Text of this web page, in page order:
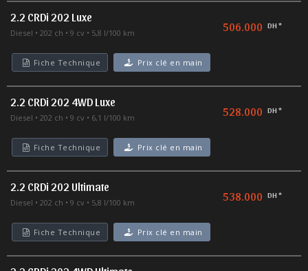
2.2 CRDi 202 Luxe
Diesel 202 ch 9 cv 5,8 l/100 km 506.000 DH *
Fiche Technique Prix clé en main
2.2 CRDi 202 4WD Luxe
Diesel 202 ch 9 cv 6,1 l/100 km 528.000 DH *
Fiche Technique Prix clé en main
2.2 CRDi 202 Ultimate
Diesel 202 ch 9 cv 5,8 l/100 km 538.000 DH *
Fiche Technique Prix clé en main